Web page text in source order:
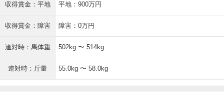
収得賞金：平地 平地：900万円
収得賞金：障害 障害：0万円
連対時：馬体重 502kg 〜 514kg
連対時：斤量 55.0kg 〜 58.0kg